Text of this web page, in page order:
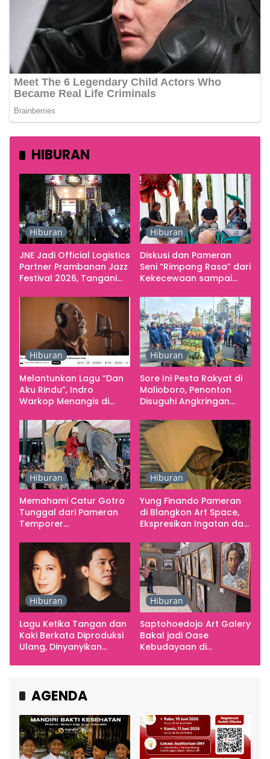
HIBURAN
Hiburan
JNE Jadi Official Logistics
Partner Prambanan Jazz
Festival 2026, Tangani
Kebutuhan Konser
Hiburan
Diskusi dan Pameran
Seni “Rimpang Rasa” dari
Kekecewaan sampai
Yogyakarta sebagai
Pusat Pergerakan Seni
Rupa Indonesia
Hiburan
Melantunkan Lagu “Dan
Aku Rindu”, Indro
Warkop Menangis di
Hiburan
Sore Ini Pesta Rakyat di
Malioboro, Penonton
Disuguhi Angkringan
Hiburan
Memahami Catur Gotro
Tunggal dari Pameran
Temporer
Hiburan
Yung Finando Pameran
di Blangkon Art Space,
Ekspresikan Ingatan dan
Hiburan
Lagu Ketika Tangan dan
Kaki Berkata Diproduksi
Ulang, Dinyanyikan
Chrisye
Hiburan
Saptohoedojo Art Galery
Bakal jadi Oase
Kebudayaan di
AGENDA